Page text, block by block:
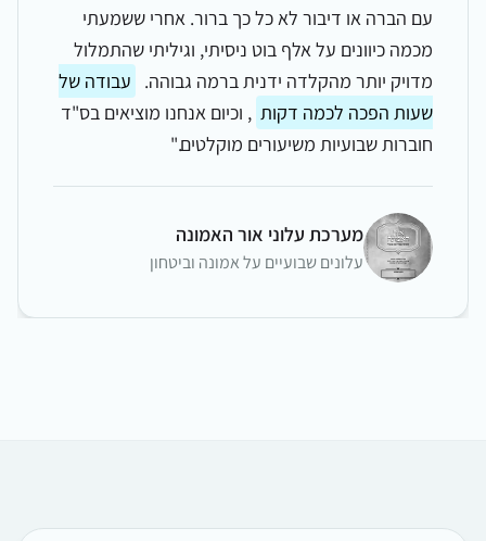
עם הברה או דיבור לא כל כך ברור. אחרי ששמעתי
מכמה כיוונים על אלף בוט ניסיתי, וגיליתי שהתמלול
מדויק יותר מהקלדה ידנית ברמה גבוהה.
עבודה של
שעות הפכה לכמה דקות , וכיום אנחנו מוציאים בס"ד
חוברות שבועיות משיעורים מוקלטים."
מערכת עלוני אור האמונה
עלונים שבועיים על אמונה וביטחון